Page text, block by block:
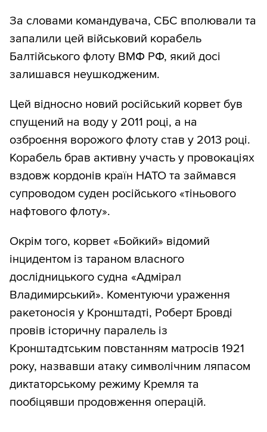
За словами командувача, СБС вполювали та
запалили цей військовий корабель
Балтійського флоту ВМФ РФ, який досі
залишався неушкодженим.
Цей відносно новий російський корвет був
спущений на воду у 2011 році, а на
озброєння ворожого флоту став у 2013 році.
Корабель брав активну участь у провокаціях
вздовж кордонів країн НАТО та займався
супроводом суден російського «тіньового
нафтового флоту».
Окрім того, корвет «Бойкий» відомий
інцидентом із тараном власного
дослідницького судна «Адмірал
Владимирський». Коментуючи ураження
ракетоносія у Кронштадті, Роберт Бровді
провів історичну паралель із
Кронштадтським повстанням матросів 1921
року, назвавши атаку символічним ляпасом
диктаторському режиму Кремля та
пообіцявши продовження операцій.